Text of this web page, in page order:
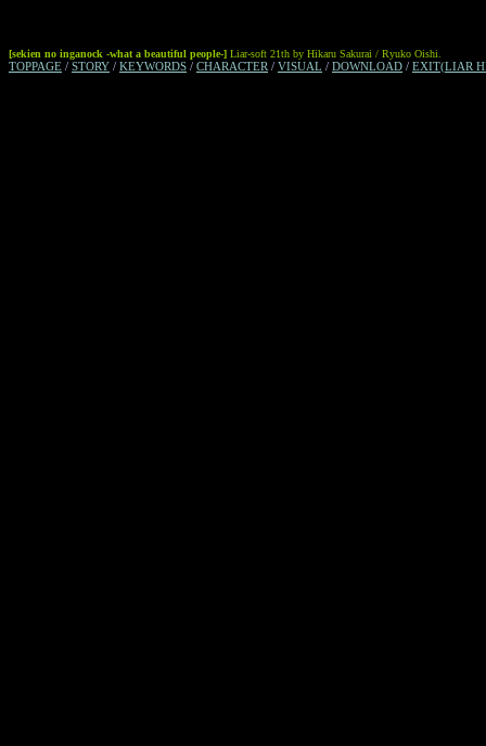
[sekien no inganock -what a beautiful people-] Liar-soft 21th by Hikaru Sakurai / Ryuko Oishi.
TOPPAGE / STORY / KEYWORDS / CHARACTER / VISUAL / DOWNLOAD / EXIT(LIAR